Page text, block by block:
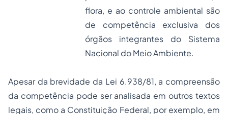
flora, e ao controle ambiental são
de competência exclusiva dos
órgãos integrantes do Sistema
Nacional do Meio Ambiente.
Apesar da brevidade da Lei 6.938/81, a compreensão
da competência pode ser analisada em outros textos
legais, como a Constituição Federal, por exemplo, em